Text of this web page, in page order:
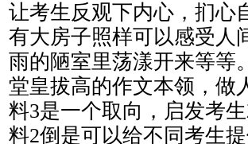
让考生反观下内心，扪心
有大房子照样可以感受人
雨的陋室里荡漾开来等等
堂皇拔高的作文本领，做
料3是一个取向，启发考
料2倒是可以给不同考生